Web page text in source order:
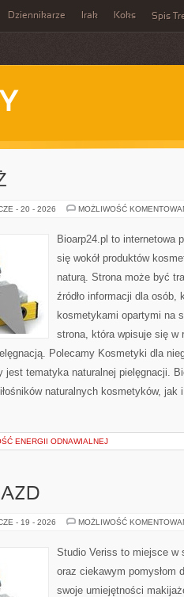
Dziennikarze Irak Koks Spis
- 20 - 2026 MOŻLIWOŚĆ
Bioarp24.pl to internetowa
się wokół produktów
naturą. Strona może być
źródło informacji dla osób,
kosmetykami opartymi na
strona, która wpisuje się w
Polecamy Kosmetyki dla
jest tematyka naturalnej pielęgnacji.
naturalnych kosmetyków, jak
ENERGII ODNAWIALNEJ
- 19 - 2026 MOŻLIWOŚĆ
Studio Veriss to miejsce w
oraz ciekawym pomysłom
swoje umiejętności